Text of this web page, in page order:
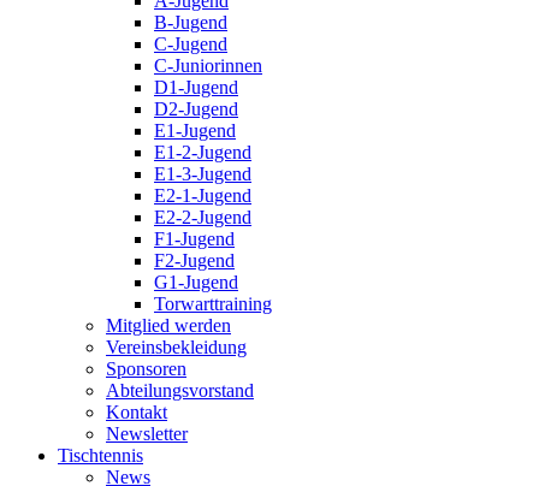
B-Jugend
C-Jugend
C-Juniorinnen
D1-Jugend
D2-Jugend
E1-Jugend
E1-2-Jugend
E1-3-Jugend
E2-1-Jugend
E2-2-Jugend
F1-Jugend
F2-Jugend
G1-Jugend
Torwarttraining
Mitglied werden
Vereinsbekleidung
Sponsoren
Abteilungsvorstand
Kontakt
Newsletter
Tischtennis
News